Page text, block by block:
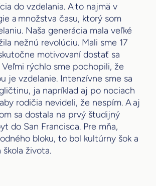
do vzdelania. A to najmä v
a množstva času, ktorý som
Naša generácia mala veľké
nežnú revolúciu. Mali sme 17
motivovaní dostať sa
Veľmi rýchlo sme pochopili, že
je vzdelanie. Intenzívne sme sa
ja napríklad aj po nociach
rodičia nevideli, že nespím. A aj
sa dostala na prvý študijný
do San Francisca. Pre mňa,
bloku, to bol kultúrny šok a
škola života.